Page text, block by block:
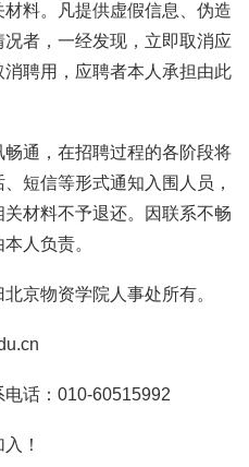
料。凡提供虚假信息、伪造
者，一经发现，立即取消应
聘用，应聘者本人承担由此
畅通，在招聘过程的各阶段将
短信等形式通知入围人员，
材料不予退还。因联系不畅
人负责。
京物资学院人事处所有。
电话：010-60515992
！